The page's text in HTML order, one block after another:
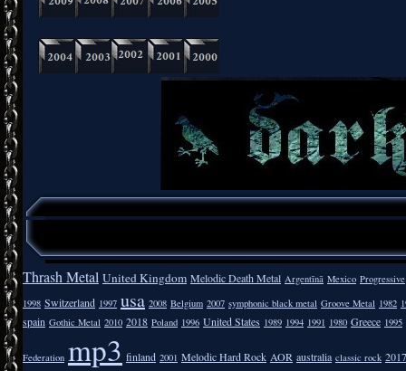
Thrash Metal United Kingdom Melodic Death Metal Argentīnā Mexico Progressive
1998 Switzerland 1997 usa 2008 Belgium 2007 symphonic black metal Groove Metal 1982
spain Gothic Metal 2010 2018 Poland 1996 United States 1989 1994 1991 1980 Greece 1995
Federation mp3 finland 2001 Melodic Hard Rock AOR australia classic rock 2017